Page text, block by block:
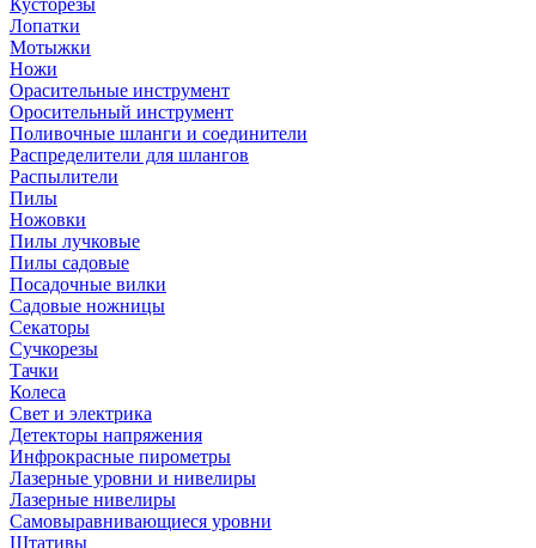
Кусторезы
Лопатки
Мотыжки
Ножи
Орасительные инструмент
Оросительный инструмент
Поливочные шланги и соединители
Распределители для шлангов
Распылители
Пилы
Ножовки
Пилы лучковые
Пилы садовые
Посадочные вилки
Садовые ножницы
Секаторы
Сучкорезы
Тачки
Колеса
Свет и электрика
Детекторы напряжения
Инфрокрасные пирометры
Лазерные уровни и нивелиры
Лазерные нивелиры
Самовыравнивающиеся уровни
Штативы